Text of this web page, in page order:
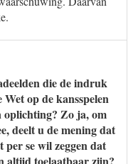
die de indruk
op de kansspelen
oplichting? Zo ja, om
deelt u de mening dat
per se wil zeggen dat